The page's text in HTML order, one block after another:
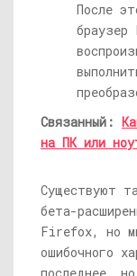
После
Связанный:
на ПК или
Существуют
бета-
Firefox, но
ошибочного